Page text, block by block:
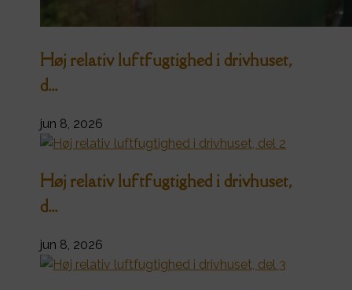
Høj relativ luftfugtighed i drivhuset,
d...
jun 8, 2026
Høj relativ luftfugtighed i drivhuset,
d...
jun 8, 2026